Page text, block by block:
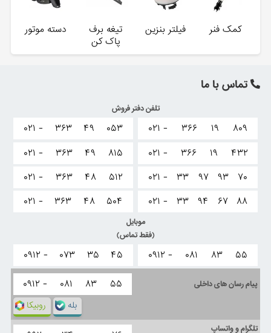
کمک فنر فیلتر بنزین
تیغه برف
پاک کن
دسته موتور
تماس با ما
تلفن دفتر فروش
۰۲۱ - ۳۶۶ ۱۹
۸۰۹
۰۲۱ -
۳۶۶ ۱۹
۴۳۲
۰۲۱ -
۳۳ ۹۷ ۹۳
۷۰
۰۲۱ -
۳۳ ۹۴ ۶۷ ۸۸
۰۲۱ - ۳۶۳ ۴۹
۰۵۳
۰۲۱ -
۳۶۳ ۴۹
۸۱۵
۰۲۱ -
۳۶۳ ۴۸
۵۱۲
۰۲۱ -
۳۶۳ ۴۸ ۵۰۴
موبایل
(فقط تماس)
۰۹۱۲ - ۰۸۱ ۸۳ ۵۵ ۰۹۱۲ - ۰۷۳ ۳۵ ۴۵
پیام رسان های داخلی ۰۹۱۲ - ۰۸۱ ۸۳ ۵۵
روبیکا بله
تلگرام و واتساپ